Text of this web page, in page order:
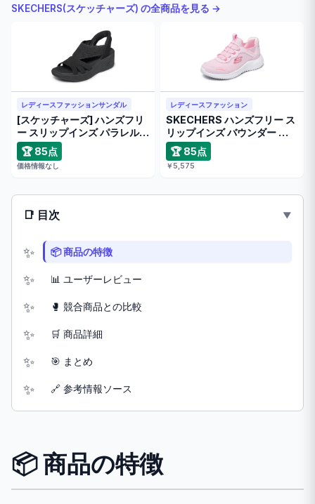
SKECHERS(スケッチャーズ) の全商品を見る →
レディースファッションサンダル
[スケッチャーズ] ハンズフリ
ー スリップインズ パラレル
…
🏆 85点
価格情報なし
レディースファッション
SKECHERS ハンズフリー ス
リップインズ バウンダー …
🏆 85点
￥5,575
📑 目次
📦 商品の特徴
📊 ユーザーレビュー
🥊 競合商品との比較
🛒 商品詳細
🎯 まとめ
🔗 参考情報ソース
📦 商品の特徴